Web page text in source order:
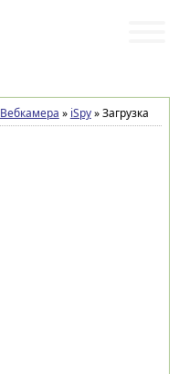
Вебкамера » iSpy»Загрузка